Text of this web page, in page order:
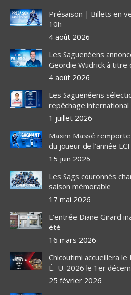
Présaison | Billets en
10h
4 août 2026
Les Saguenéens
Geordie Wudrick à titre
4 août 2026
Les Saguenéens
repêchage international
1 juillet 2026
Maxim Massé
du joueur de l’année
15 juin 2026
Les Sags couronnés
saison mémorable
17 mai 2026
L’entrée Diane Girard
été
16 mars 2026
Chicoutimi accueillera
É.-U. 2026 le 1er
25 février 2026